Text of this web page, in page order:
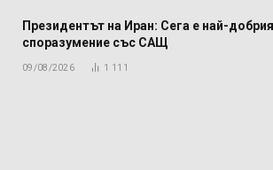
Президентът на Иран: Сега е най-
споразумение със САЩ
09/08/2026 1 111